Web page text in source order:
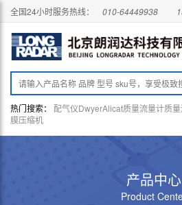
全国24小时服务热线： 010-64449938
热门搜索： 配气仪DwyerAlicat质量流量计质
膜压缩机
产品中心
Product